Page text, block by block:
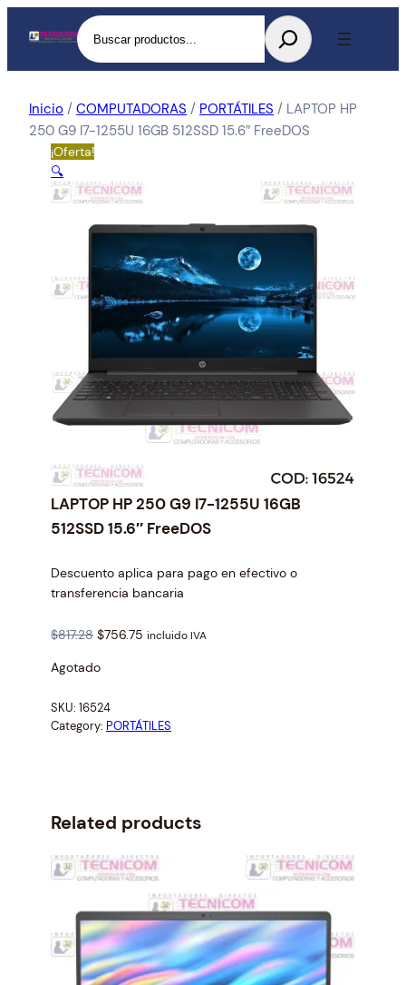
Buscar
Inicio / COMPUTADORAS / PORTÁTILES / LAPTOP HP
250 G9 I7-1255U 16GB 512SSD 15.6″ FreeDOS
¡Oferta!
🔍
LAPTOP HP 250 G9 I7-1255U 16GB
512SSD 15.6″ FreeDOS
Descuento aplica para pago en efectivo o
transferencia bancaria
$817.28 O
i
i
n
i
c
e
a
s
:
$
$756.75 C
n
c
e
i
:
$
7
5
incluido IVA
Agotado
SKU: 16524
Category: PORTÁTILES
Related products